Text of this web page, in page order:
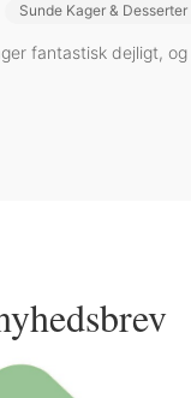
Sunde Kager & Desserter
fantastisk dejligt, og